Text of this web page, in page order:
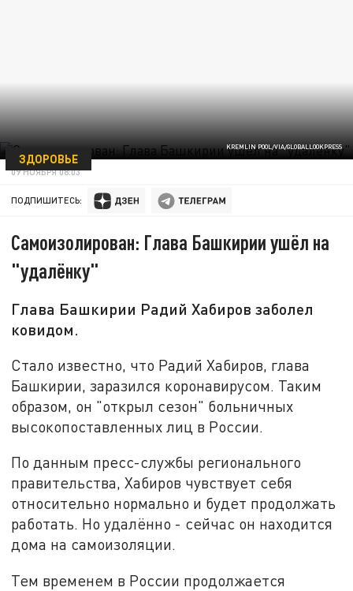
KREMLIN POOL/VIA/GLOBALLOOKPRESS
ЗДОРОВЬЕ
09 НОЯБРЯ 08:03
ПОДПИШИТЕСЬ:
Самоизолирован: Глава Башкирии ушёл на
"удалёнку"
Глава Башкирии Радий Хабиров заболел
ковидом.
Стало известно, что Радий Хабиров, глава
Башкирии, заразился коронавирусом. Таким
образом, он "открыл сезон" больничных
высокопоставленных лиц в России.
По данным пресс-службы регионального
правительства, Хабиров чувствует себя
относительно нормально и будет продолжать
работать. Но удалённо - сейчас он находится
дома на самоизоляции.
Тем временем в России продолжается